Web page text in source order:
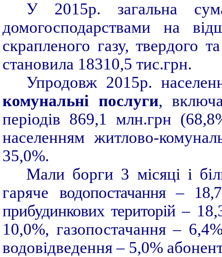
У 2015р. загальна
домогосподарствами на
скрапленого газу, твердого
становила 18310,5 тис.грн.
Упродовж 2015р.
комунальні послуги,
періодів 869,1 млн.грн
населенням житлово-
35,0%.
Мали борги 3 місяці і
гарячеводопостачання –
прибудинкових територій –
10,0%, газопостачання –
водовідведення – 5,0%